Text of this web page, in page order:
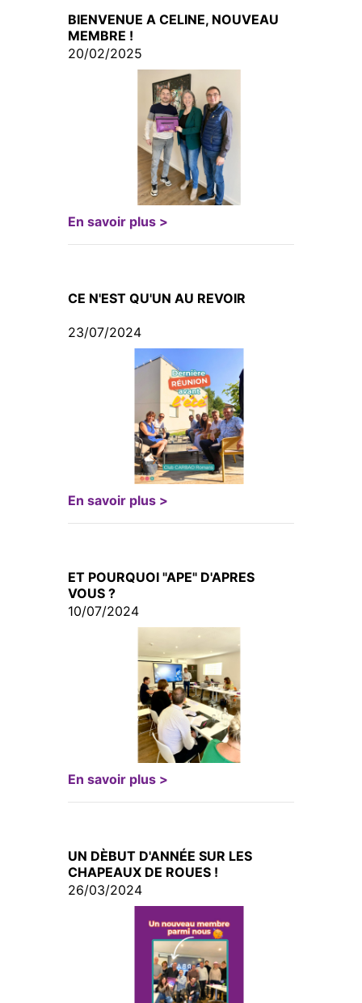
BIENVENUE A CELINE, NOUVEAU
MEMBRE !
20/02/2025
En savoir plus >
CE N'EST QU'UN AU REVOIR
23/07/2024
En savoir plus >
ET POURQUOI "APE" D'APRES
VOUS ?
10/07/2024
En savoir plus >
UN DÈBUT D'ANNÉE SUR LES
CHAPEAUX DE ROUES !
26/03/2024